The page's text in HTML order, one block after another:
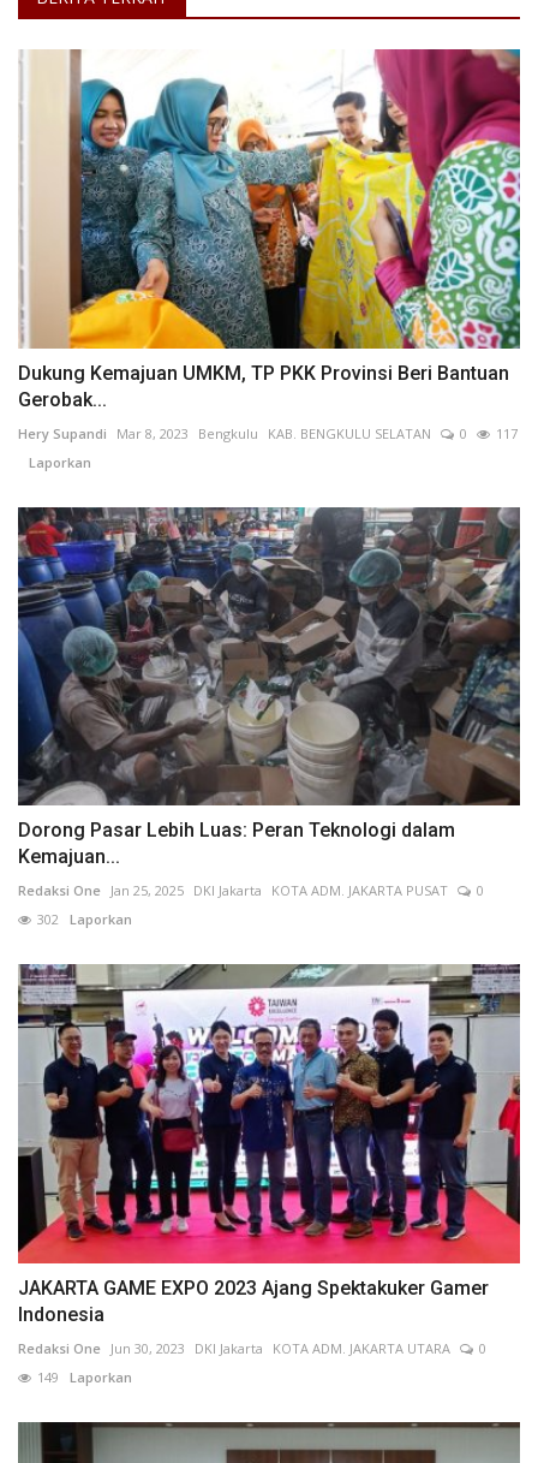
Dukung Kemajuan UMKM, TP PKK Provinsi Beri Bantuan
Gerobak...
Hery Supandi Mar 8, 2023 Bengkulu KAB. BENGKULU SELATAN 0
117
Laporkan
Dorong Pasar Lebih Luas: Peran Teknologi dalam
Kemajuan...
Redaksi One Jan 25, 2025 DKI Jakarta KOTA ADM. JAKARTA PUSAT
0
302 Laporkan
JAKARTA GAME EXPO 2023 Ajang Spektakuker Gamer
Indonesia
Redaksi One Jun 30, 2023 DKI Jakarta KOTA ADM. JAKARTA UTARA
0
149 Laporkan